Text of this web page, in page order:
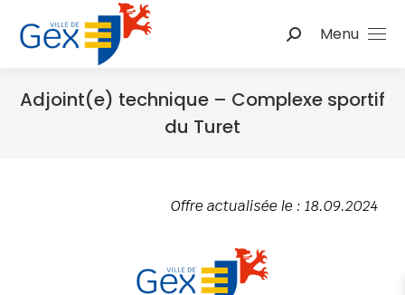
Menu
Adjoint(e) technique – Complexe sportif
du Turet
Offre actualisée le : 18.09.2024